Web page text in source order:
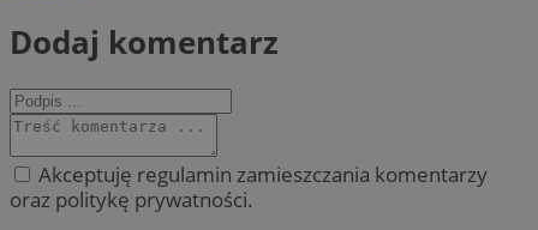
Dodaj komentarz
Akceptuję regulamin zamieszczania komentarzy
oraz politykę prywatności.